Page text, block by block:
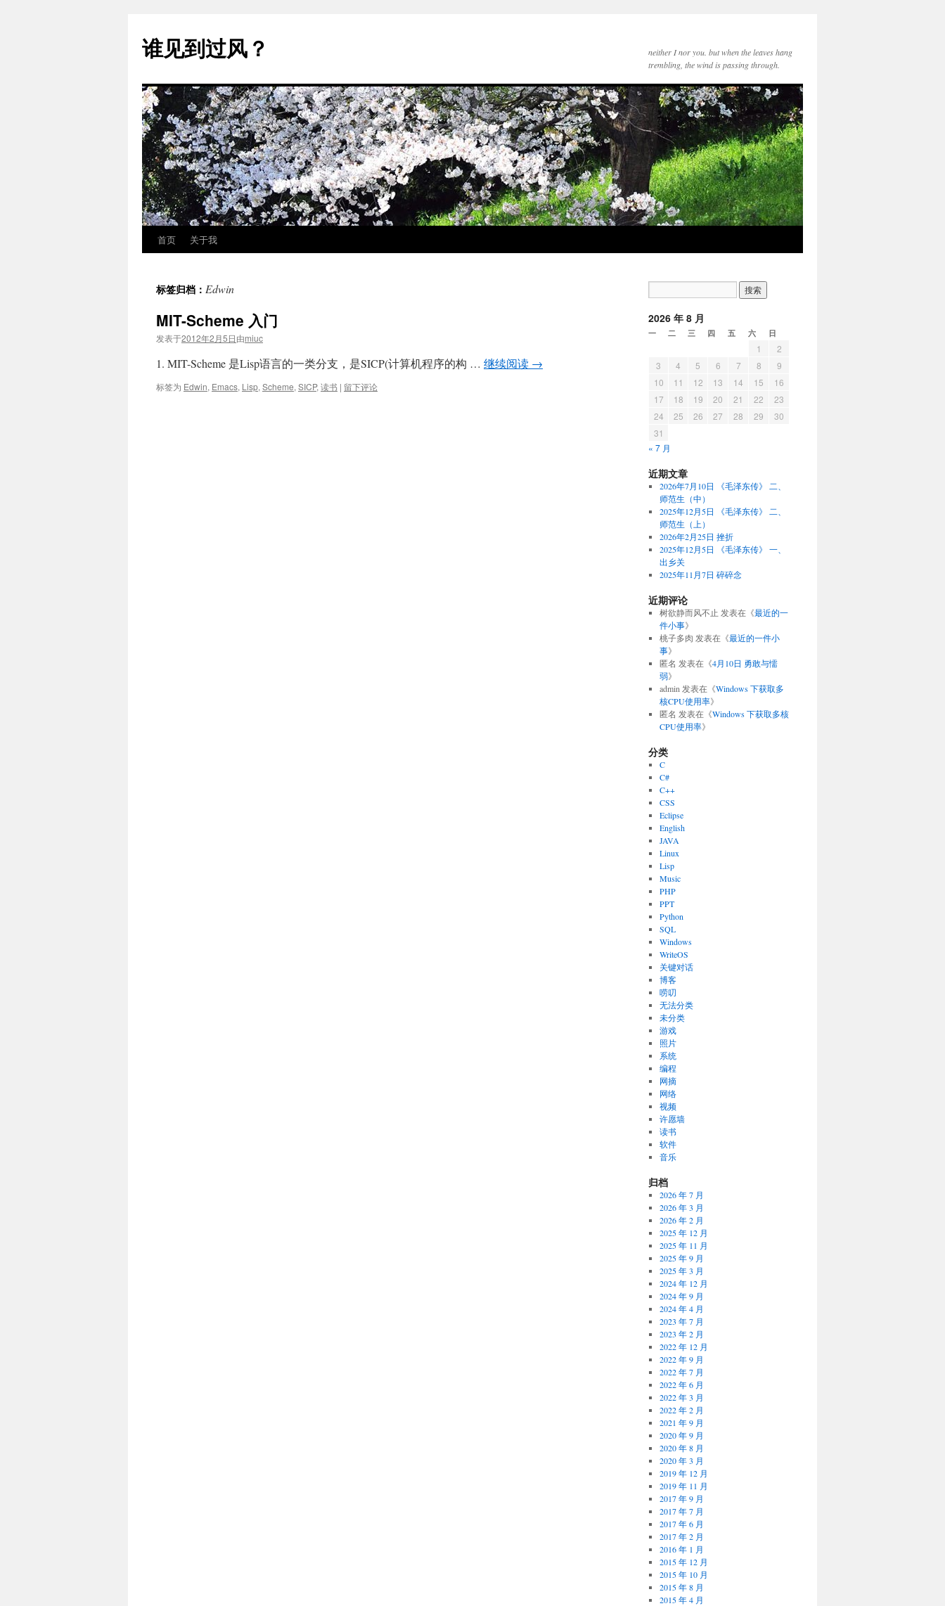
正
文
谁见到过风？
neither I nor you. but when the leaves hang
trembling, the wind is passing through.
首页 关于我
标签归档： Edwin
MIT-Scheme 入门
发表于2012年2月5日由miuc
1. MIT-Scheme 是Lisp语言的一类分支，是SICP(计算机程序的构 … 继续阅读 →
标签为 Edwin, Emacs, Lisp, Scheme, SICP, 读书 | 留下评论
2026 年 8 月
一 二 三 四 五 六 日
1
2
3
4 5 6 7 8
9
10
11 12 13 14 15
16
17
18 19 20 21 22
23
24
25 26 27 28 29
30
31
« 7 月
近期文章
2026年7月10日 《毛泽东传》 二、
师范生（中）
2025年12月5日 《毛泽东传》 二、
师范生（上）
2026年2月25日 挫折
2025年12月5日 《毛泽东传》 一、
出乡关
2025年11月7日 碎碎念
近期评论
树欲静而风不止 发表在《最近的一
件小事》
桃子多肉 发表在《最近的一件小
事》
匿名 发表在《4月10日 勇敢与懦
弱》
admin 发表在《Windows 下获取多
核CPU使用率》
匿名 发表在《Windows 下获取多核
CPU使用率》
分类
C
C#
C++
CSS
Eclipse
English
JAVA
Linux
Lisp
Music
PHP
PPT
Python
SQL
Windows
WriteOS
关键对话
博客
唠叨
无法分类
未分类
游戏
照片
系统
编程
网摘
网络
视频
许愿墙
读书
软件
音乐
归档
2026 年 7 月
2026 年 3 月
2026 年 2 月
2025 年 12 月
2025 年 11 月
2025 年 9 月
2025 年 3 月
2024 年 12 月
2024 年 9 月
2024 年 4 月
2023 年 7 月
2023 年 2 月
2022 年 12 月
2022 年 9 月
2022 年 7 月
2022 年 6 月
2022 年 3 月
2022 年 2 月
2021 年 9 月
2020 年 9 月
2020 年 8 月
2020 年 3 月
2019 年 12 月
2019 年 11 月
2017 年 9 月
2017 年 7 月
2017 年 6 月
2017 年 2 月
2016 年 1 月
2015 年 12 月
2015 年 10 月
2015 年 8 月
2015 年 4 月